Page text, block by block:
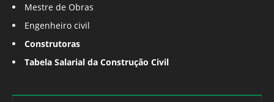
Mestre de Obras
Engenheiro civil
Construtoras
Tabela Salarial da Construção Civil